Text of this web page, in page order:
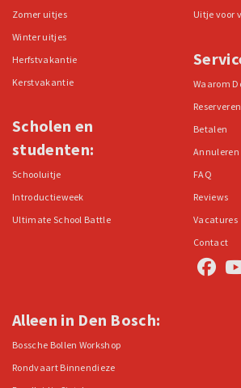
Zomer uitjes
Winter uitjes
Herfstvakantie
Kerstvakantie
Scholen en
studenten:
Schooluitje
Introductieweek
Ultimate School Battle
Uitje voor
Waarom
Reserveren
Betalen
Annuleren
FAQ
Reviews
Vacatures
Contact
Alleen in Den Bosch:
Bossche Bollen Workshop
Rondvaart Binnendieze